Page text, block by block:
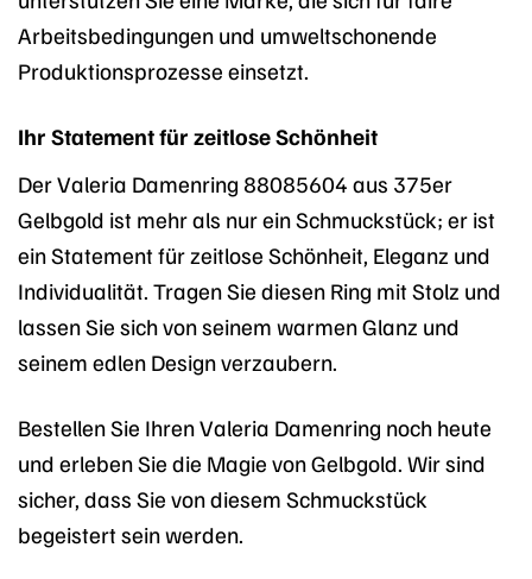
Arbeitsbedingungen und umweltschonende
Produktionsprozesse einsetzt.
Ihr Statement für zeitlose Schönheit
Der Valeria Damenring 88085604 aus 375er
Gelbgold ist mehr als nur ein Schmuckstück; er ist
ein Statement für zeitlose Schönheit, Eleganz und
Individualität. Tragen Sie diesen Ring mit Stolz und
lassen Sie sich von seinem warmen Glanz und
seinem edlen Design verzaubern.
Bestellen Sie Ihren Valeria Damenring noch heute
und erleben Sie die Magie von Gelbgold. Wir sind
sicher, dass Sie von diesem Schmuckstück
begeistert sein werden.